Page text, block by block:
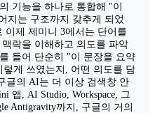
기능을 하나로 통합해 "이
지는 구조까지 갖추게 되었
이제 제미니 3에서는 단어를
락을 이해하고 의도를 파악
들어 단순히 "이 문장을 요약
게 쓰였는지, 어떤 의도를 담
글의 AI는 더 이상 검색창 안
앱, AI Studio, Workspace, 그
Antigravity까지, 구글의 거의